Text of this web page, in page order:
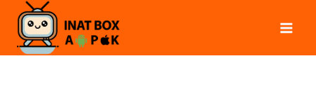
Skip
content